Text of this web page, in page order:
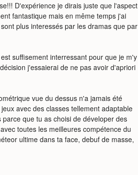
D'expérience je dirais juste que l'aspect
fantastique mais en même temps j'ai
plus interessés par les dramas que par
suffisement interressant pour que je m'y
j'essaierai de ne pas avoir d'apriori
vue du dessus n'a jamais été
avec des classes tellement adaptable
que tu as choisi de déveloper des
toutes les meilleures compétence du
ultime dans ta face, debuf de masse,